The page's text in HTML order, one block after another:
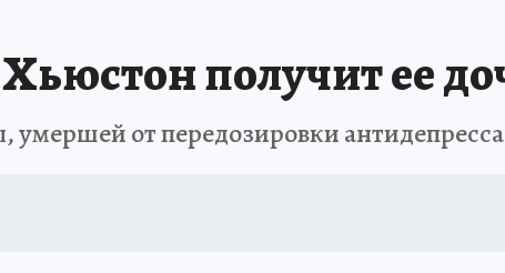
получит ее
от передозировки